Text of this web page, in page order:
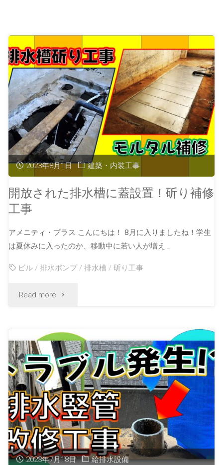
2023年8月1日 建築・内装工事
開放された排水槽に蓋設置！斫り補修
工事
アメニティ・プラス こんにちは！ 8月に入りましたね！学生
は夏休みに入ったのか、移動中に若い人が増え …
ビル /排水ポンプ /排水槽 /斫り工事
Read more
2023年7月18日 給排水設備